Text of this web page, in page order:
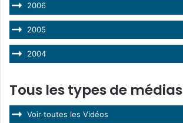
2006
2005
2004
Tous les types de médias
Voir toutes les Vidéos